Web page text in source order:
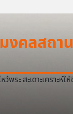
มงคลสถาน